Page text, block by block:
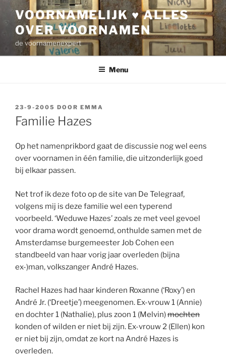
inhoud
VOORNAMELIJK ♥ ALLES
OVER VOORNAMEN
de voornamenexpert
Menu
GEPLAATST
OP
23-9-2005 DOOR EMMA
Familie Hazes
Op het namenprikbord gaat de discussie nog wel eens
over voornamen in één familie, die uitzonderlijk goed
bij elkaar passen.
Net trof ik deze foto op de site van De Telegraaf,
volgens mij is deze familie wel een typerend
voorbeeld. ‘Weduwe Hazes’ zoals ze met veel gevoel
voor drama wordt genoemd, onthulde samen met de
Amsterdamse burgemeester Job Cohen een
standbeeld van haar vorig jaar overleden (bijna
ex-)man, volkszanger André Hazes.
Rachel Hazes had haar kinderen Roxanne (‘Roxy’) en
André Jr. (‘Dreetje’) meegenomen. Ex-vrouw 1 (Annie)
en dochter 1 (Nathalie), plus zoon 1 (Melvin)mochten
konden of wilden er niet bij zijn. Ex-vrouw 2 (Ellen) kon
er niet bij zijn, omdat ze kort na André Hazes is
overleden.